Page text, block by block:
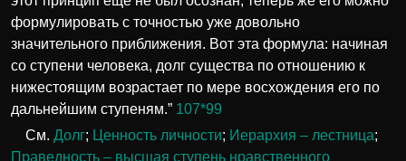
формулировать с точностью уже довольно
значительного приближения. Вот эта формула: начиная
со ступени человека, долг существа по отношению к
нижестоящим возрастает по мере восхождения его по
дальнейшим ступеням.” 107*99
См. Долг; Ценность личности; Иерархия – лестница;
Праведность – высшая ступень нравственного